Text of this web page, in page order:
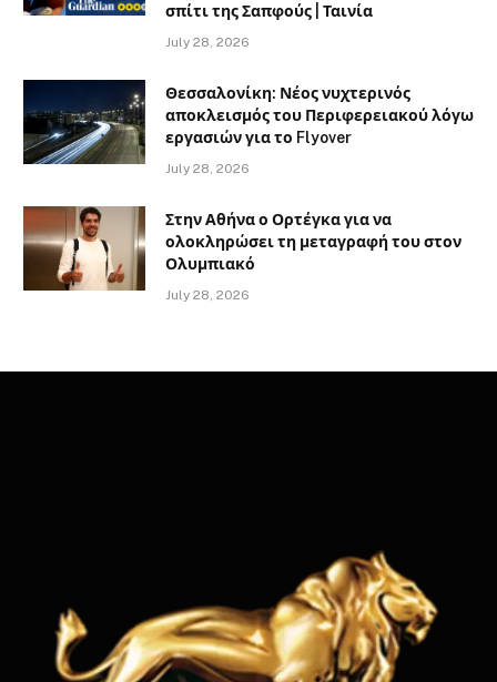
σπίτι της Σαπφούς | Ταινία
July 28, 2026
Θεσσαλονίκη: Νέος νυχτερινός
αποκλεισμός του Περιφερειακού λόγω
εργασιών για το Flyover
July 28, 2026
Στην Αθήνα ο Ορτέγκα για να
ολοκληρώσει τη μεταγραφή του στον
Ολυμπιακό
July 28, 2026